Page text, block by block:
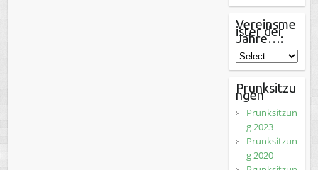
Vereinsme
ister der
Jahre…:
Prunksitzu
ngen
Prunksitzun
g 2023
Prunksitzun
g 2020